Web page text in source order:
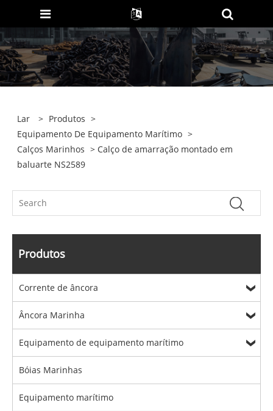
Lar > Produtos >
Equipamento De Equipamento Marítimo >
Calços Marinhos > Calço de amarração montado em
baluarte NS2589
Produtos
Corrente de âncora
Âncora Marinha
Equipamento de equipamento marítimo
Bóias Marinhas
Equipamento marítimo